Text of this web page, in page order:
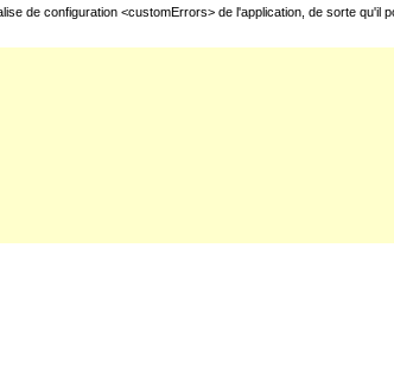
de configuration <customErrors> de l'application, de sorte qu'il